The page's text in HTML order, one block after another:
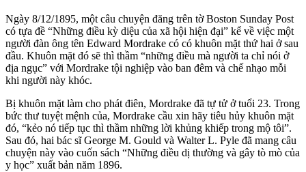
Ngày 8/12/1895, một câu chuyện đăng trên tờ Boston Sunday Post
có tựa đề “Những điều kỳ diệu của xã hội hiện đại” kể về việc một
người đàn ông tên Edward Mordrake có có khuôn mặt thứ hai ở sau
đầu. Khuôn mặt đó sẽ thì thầm “những điều mà người ta chỉ nói ở
địa ngục” với Mordrake tội nghiệp vào ban đêm và chế nhạo mỗi
khi người này khóc.
Bị khuôn mặt làm cho phát điên, Mordrake đã tự tử ở tuổi 23. Trong
bức thư tuyệt mệnh của, Mordrake cầu xin hãy tiêu hủy khuôn mặt
đó, “kẻo nó tiếp tục thì thầm những lời khủng khiếp trong mộ tôi”.
Sau đó, hai bác sĩ George M. Gould và Walter L. Pyle đã mang câu
chuyện này vào cuốn sách “Những điều dị thường và gây tò mò của
y học” xuất bản năm 1896.